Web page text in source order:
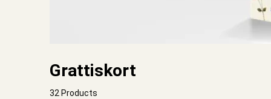
Grattiskort
32 Products